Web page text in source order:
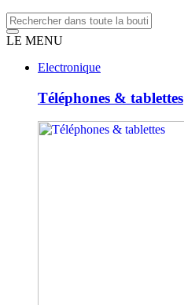
LE MENU
Electronique
Téléphones & tablettes